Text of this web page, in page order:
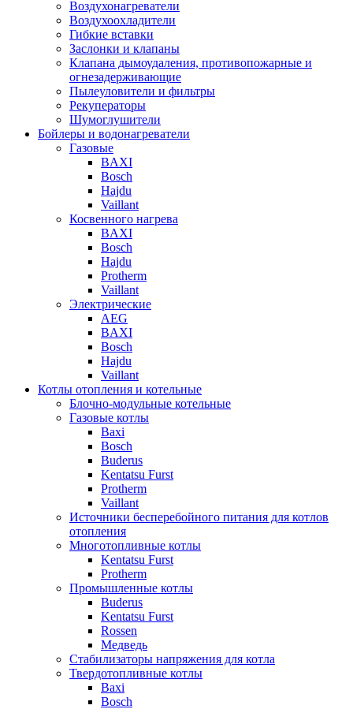
Воздухонагреватели
Воздухоохладители
Гибкие вставки
Заслонки и клапаны
Клапана дымоудаления, противопожарные и
огнезадерживающие
Пылеуловители и фильтры
Рекуператоры
Шумоглушители
Бойлеры и водонагреватели
Газовые
BAXI
Bosch
Hajdu
Vaillant
Косвенного нагрева
BAXI
Bosch
Hajdu
Protherm
Vaillant
Электрические
AEG
BAXI
Bosch
Hajdu
Vaillant
Котлы отопления и котельные
Блочно-модульные котельные
Газовые котлы
Baxi
Bosch
Buderus
Kentatsu Furst
Protherm
Vaillant
Источники бесперебойного питания для котлов
отопления
Многотопливные котлы
Kentatsu Furst
Protherm
Промышленные котлы
Buderus
Kentatsu Furst
Rossen
Медведь
Стабилизаторы напряжения для котла
Твердотопливные котлы
Baxi
Bosch